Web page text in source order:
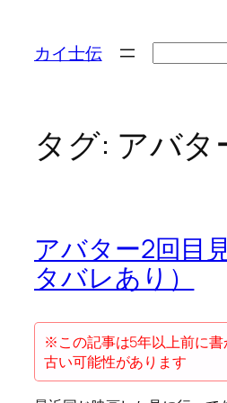
カイ士伝
タグ: アバタ
アバター2回目
タバレあり）
※この記事は5年以上前に
古い可能性があります